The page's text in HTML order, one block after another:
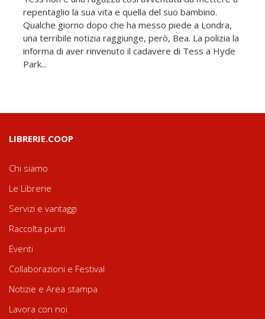
repentaglio la sua vita e quella del suo bambino.
Qualche giorno dopo che ha messo piede a Londra,
una terribile notizia raggiunge, però, Bea. La polizia la
informa di aver rinvenuto il cadavere di Tess a Hyde
Park...
LIBRERIE.COOP
Chi siamo
Le Librerie
Servizi e vantaggi
Raccolta punti
Eventi
Collaborazioni e Festival
Notizie e Area stampa
Lavora con noi